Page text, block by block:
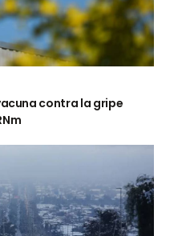
contra la gripe